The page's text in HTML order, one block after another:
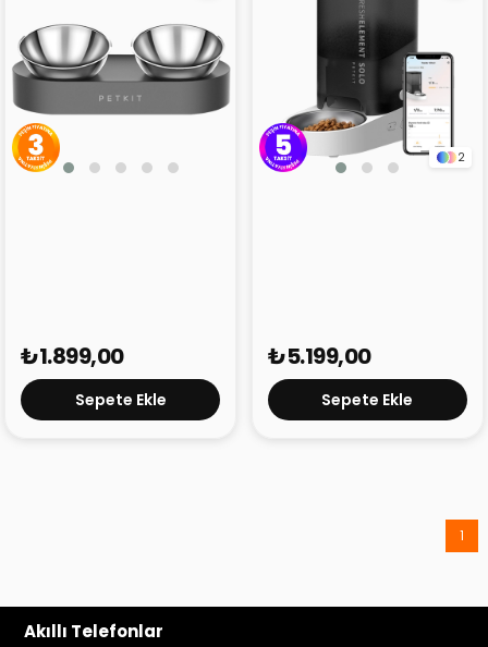
₺1.899,00
Sepete Ekle
2
₺5.199,00
Sepete Ekle
1
Akıllı Telefonlar